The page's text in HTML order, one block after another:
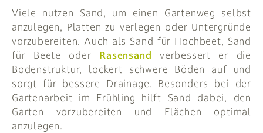
Viele nutzen Sand, um einen Gartenweg selbst
anzulegen, Platten zu verlegen oder Untergründe
vorzubereiten. Auch als Sand für Hochbeet, Sand
für Beete oder Rasensand verbessert er die
Bodenstruktur, lockert schwere Böden auf und
sorgt für bessere Drainage. Besonders bei der
Gartenarbeit im Frühling hilft Sand dabei, den
Garten vorzubereiten und Flächen optimal
anzulegen.